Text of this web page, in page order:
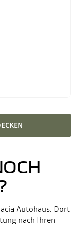
Autohaus. Dort
nach Ihren